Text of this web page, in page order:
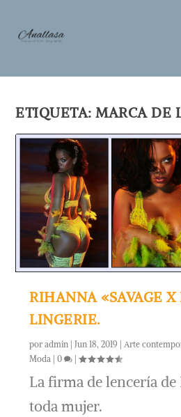
ETIQUETA:MARCA DE
RIHANNA «SAVAGE X
LINGERIE.
poradmin |Jun 18, 2019 |Arte
Moda |0 |
La firma de lencería
toda mujer.